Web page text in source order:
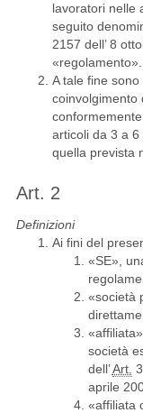
lavoratori nelle
seguito
2157 dell’ 8
«regolamento».
A tale fine
coinvolgimento
articoli da 3 a 6
quella prevista
Art. 2
Definizioni
Ai fini del
«SE»,
«società
società
dell’Art.
aprile
«affiliata